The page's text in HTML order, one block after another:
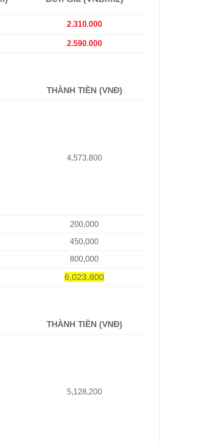
2.310.000
2.590.000
THÀNH TIỀN (VNĐ)
4.573.800
200,000
450,000
800,000
6,023,800
THÀNH TIỀN (VNĐ)
5,128,200